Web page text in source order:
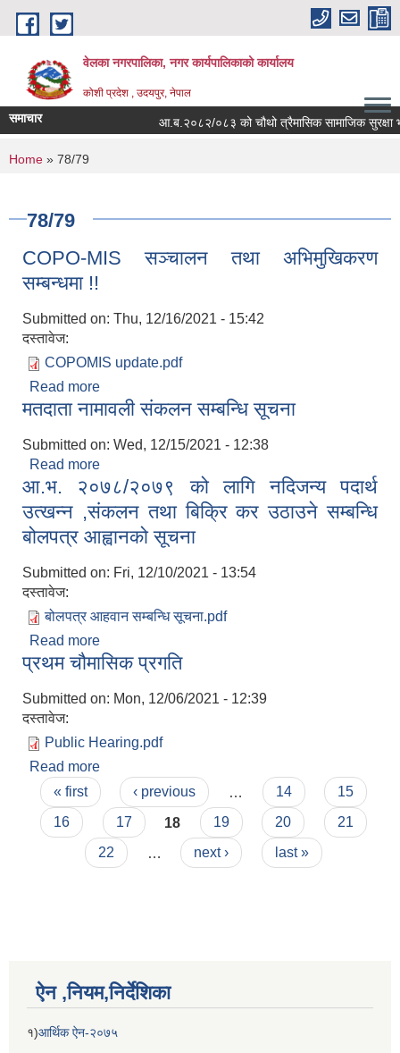
Skip to main content
वेलका नगरपालिका, नगर कार्यपालिकाको कार्यालय
कोशी प्रदेश , उदयपुर, नेपाल
समाचार आ.ब.२०८२/०८३ को चौथो त्रैमासिक सामाजिक सुरक्षा भत्ता
You are here
Home » 78/79
78/79
COPO-MIS सञ्चालन तथा अभिमुखिकरण
सम्बन्धमा !!
Submitted on: Thu, 12/16/2021 - 15:42
दस्तावेज:
COPOMIS update.pdf
Read more
सम्बन्धमा !!
मतदाता नामावली संकलन सम्बन्धि सूचना
Submitted on: Wed, 12/15/2021 - 12:38
Read more
आ.भ. २०७८/२०७९ को लागि नदिजन्य पदार्थ
उत्खन्न ,संकलन तथा बिक्रि कर उठाउने सम्बन्धि
बोलपत्र आह्वानको सूचना
Submitted on: Fri, 12/10/2021 - 13:54
दस्तावेज:
बोलपत्र आहवान सम्बन्धि सूचना.pdf
Read more
,संकलन तथा बिक्रि कर उठाउने सम्बन्धि बोलपत्र आह्वानको
प्रथम चौमासिक प्रगति
Submitted on: Mon, 12/06/2021 - 12:39
दस्तावेज:
Public Hearing.pdf
Read more
Pages
« first ‹ previous 14
15
16
17 18 19 20
21
22
next › last »
ऐन ,नियम,निर्देशिका
१)आर्थिक ऐन-२०७५